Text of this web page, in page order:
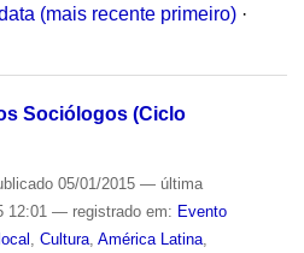
(mais recente primeiro) ·
Sociólogos (Ciclo
05/01/2015 — última
12:01 — registrado em: Evento
Cultura, América Latina,